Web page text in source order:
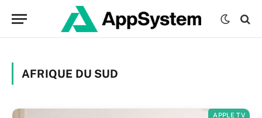
AFRIQUE DU SUD
APPLE TV